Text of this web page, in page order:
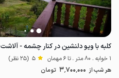
کلبه با ویو دلنشین در کنار چشمه - آلاشت
1 خوابه . 80 متر . تا 6 مهمان 5 (25 نظر)
هر شب از 3٬700٬000 تومان